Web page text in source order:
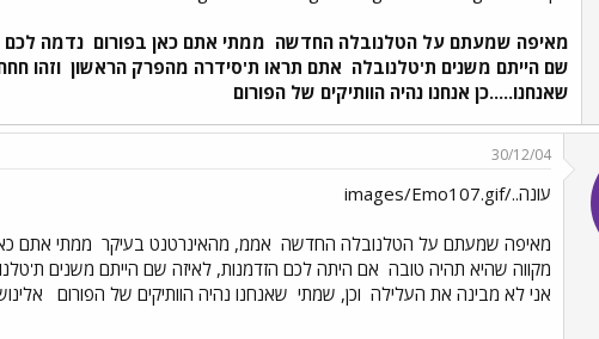
מאיפה שמעתם על הטלנובלה החדשה ממתי אתם כאן בפורום נדמה לכם
שם הייתם משנים ת'טלנובלה אתם תראו ת'סידרה מהפרק הראשון וזהו
שאנחנו.....כן אנחנו נהיה הוותיקים של הפורום
30/12/04
עונה../images/Emo107.gif
מאיפה שמעתם על הטלנובלה החדשה אממ, מהאינרטנט בעיקר ממתי אתם
מקווה שהיא תהיה טובה אם היתה לכם הזדמנות, לאיזה שם הייתם משנים
אני לא מבינה את העלילה וכן, שמתי שאנחנו נהיה הוותיקים של הפורום אלינוש